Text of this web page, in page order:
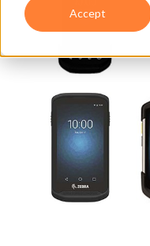
Accept